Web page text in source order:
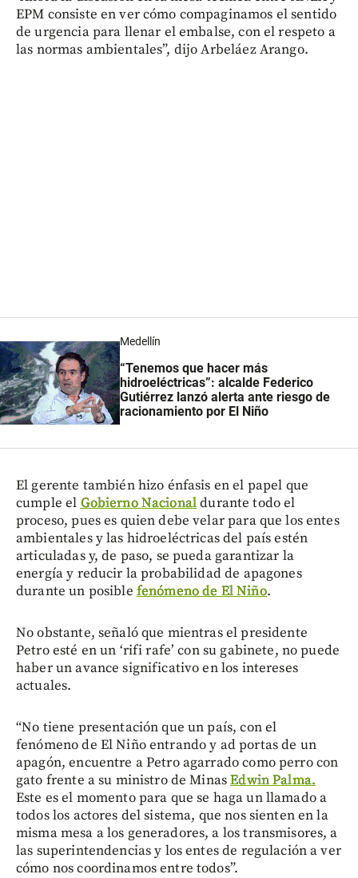
EPM consiste en ver cómo compaginamos el sentido
de urgencia para llenar el embalse, con el respeto a
las normas ambientales”, dijo Arbeláez Arango.
Medellín
“Tenemos que hacer más
hidroeléctricas”: alcalde Federico
Gutiérrez lanzó alerta ante riesgo de
racionamiento por El Niño
El gerente también hizo énfasis en el papel que
cumple el Gobierno Nacionaldurante todo el
proceso, pues es quien debe velar para que los entes
ambientales y las hidroeléctricas del país estén
articuladas y, de paso, se pueda garantizar la
energía y reducir la probabilidad de apagones
durante un posible fenómeno de El Niño.
No obstante, señaló que mientras el presidente
Petro esté en un ‘rifi rafe’ con su gabinete, no puede
haber un avance significativo en los intereses
actuales.
“No tiene presentación que un país, con el
fenómeno de El Niño entrando y ad portas de un
apagón, encuentre a Petro agarrado como perro con
gato frente a su ministro de MinasEdwin Palma.
Este es el momento para que se haga un llamado a
todos los actores del sistema, que nos sienten en la
misma mesa a los generadores, a los transmisores, a
las superintendencias y los entes de regulación a ver
cómo nos coordinamos entre todos”.